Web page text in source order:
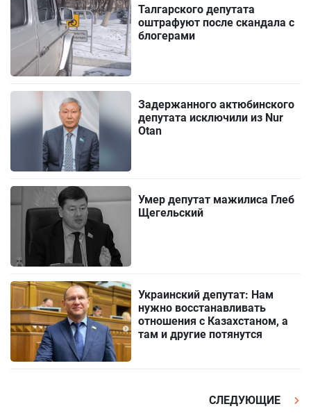
Талгарского депутата
оштрафуют после скандала с
блогерами
Задержанного актюбинского
депутата исключили из Nur
Otan
Умер депутат мажилиса Глеб
Щегельский
Украинский депутат: Нам
нужно восстанавливать
отношения с Казахстаном, а
там и другие потянутся
СЛЕДУЮЩИЕ